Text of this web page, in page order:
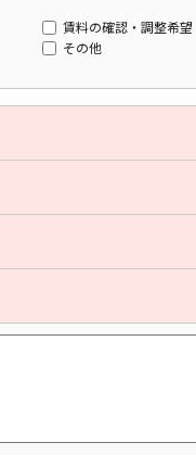
賃料の確認・調整希望
その他